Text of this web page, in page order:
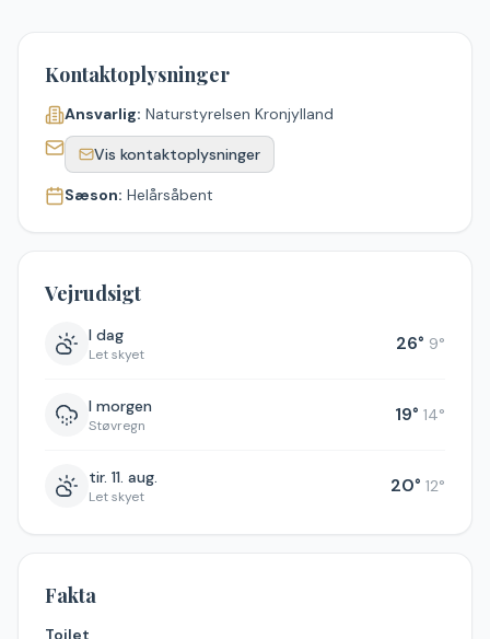
Kontaktoplysninger
Ansvarlig: Naturstyrelsen Kronjylland
Vis kontaktoplysninger
Sæson: Helårsåbent
Vejrudsigt
I dag
Let skyet 26° 9°
I morgen
Støvregn 19° 14°
tir. 11. aug.
Let skyet 20° 12°
Fakta
Toilet